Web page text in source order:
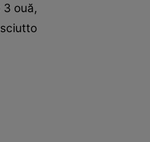
3 ouă,